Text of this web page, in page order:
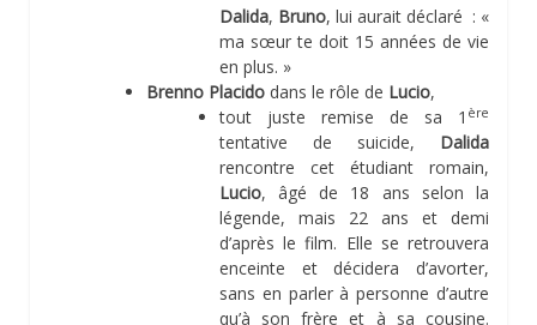
Dalida, Bruno, lui aurait déclaré : «
ma sœur te doit 15 années de vie
en plus. »
Brenno Placido dans le rôle de Lucio,
tout juste remise de sa 1 ère
tentative de suicide, Dalida
rencontre cet étudiant romain,
Lucio, âgé de 18 ans selon la
légende, mais 22 ans et demi
d’après le film. Elle se retrouvera
enceinte et décidera d’avorter,
sans en parler à personne d’autre
qu’à son frère et à sa cousine.